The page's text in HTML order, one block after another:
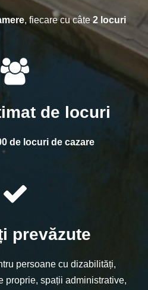
, fiecare cu câte2 locuri
de locuri
de locuri de cazare
prevăzute
persoane cu dizabilități,
proprie, spații administrative,